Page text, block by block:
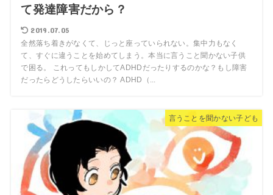
て発達障害だから？
2019.07.05
全然落ち着きがなくて、じっと座っていられない。集中力もなく
て、すぐに違うことを始めてしまう。本当に言うこと聞かない子供
で困る。 これってもしかしてADHDだったりするのかな？もし障害
だったらどうしたらいいの？ ADHD（...
言うことを聞かない子ども